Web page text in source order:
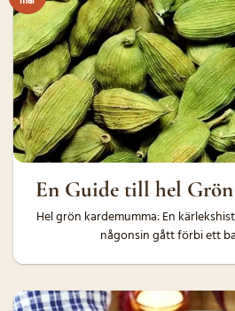
En Guide till hel
Hel grön kardemumma: En
någonsin gått förbi ett